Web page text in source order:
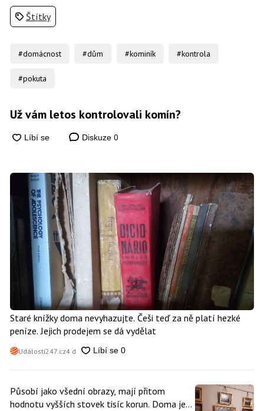
Štítky
#domácnost #dům #kominík #kontrola
#pokuta
Už vám letos kontrolovali komín?
Diskuze 0
Staré knížky doma nevyhazujte. Češi teď za ně platí hezké
peníze. Jejich prodejem se dá vydělat
Události247.cz4 d
Působí jako všední obrazy, mají přitom
hodnotu vyšších stovek tisíc korun. Doma je